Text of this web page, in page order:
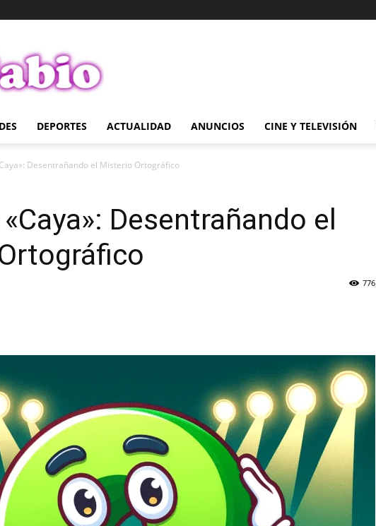
Sabio
DEPORTES ACTUALIDAD ANUNCIOS CINE Y TELEVISIÓN
Desentrañando el Misterio Ortográfico
Desentrañando el
776